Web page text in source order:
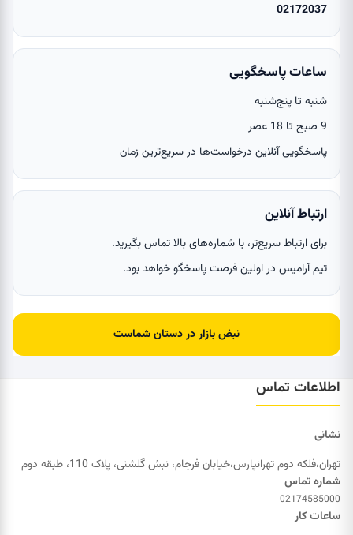
02172037
ساعات پاسخگویی
شنبه تا پنج‌شنبه
9 صبح تا 18 عصر
پاسخگویی آنلاین درخواست‌ها در سریع‌ترین زمان
ارتباط آنلاین
برای ارتباط سریع‌تر، با شماره‌های بالا تماس بگیرید.
تیم آرامیس در اولین فرصت پاسخگو خواهد بود.
نبض بازار در دستان شماست
اطلاعات تماس
نشانی
تهران،فلکه دوم تهرانپارس،خیابان فرجام، نبش گلشنی، پلاک 110، طبقه دوم
شماره تماس
02174585000
ساعات کار